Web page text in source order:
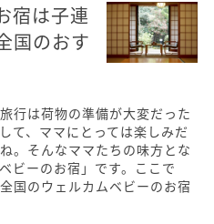
宿は子連
国のおす
行は荷物の準備が大変だった
て、ママにとっては楽しみだ
。そんなママたちの味方とな
ビーのお宿」です。ここで
国のウェルカムベビーのお宿